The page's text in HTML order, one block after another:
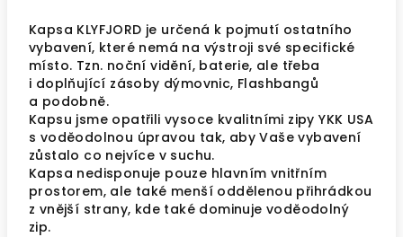
Kapsa KLYFJORD je určená k pojmutí ostatního
vybavení, které nemá na výstroji své specifické
místo. Tzn. noční vidění, baterie, ale třeba
i doplňující zásoby dýmovnic, Flashbangů
a podobně.
Kapsu jsme opatřili vysoce kvalitními zipy YKK USA
s voděodolnou úpravou tak, aby Vaše vybavení
zůstalo co nejvíce v suchu.
Kapsa nedisponuje pouze hlavním vnitřním
prostorem, ale také menší oddělenou přihrádkou
z vnější strany, kde také dominuje voděodolný
zip.